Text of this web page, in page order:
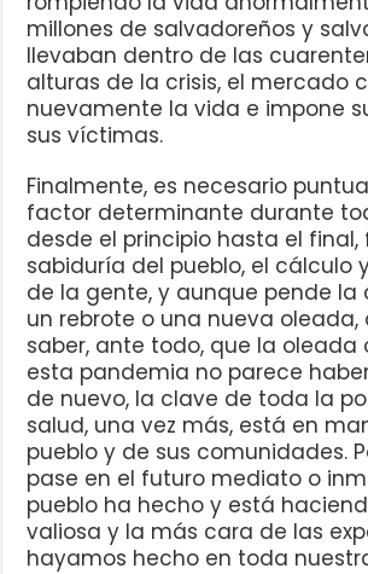
millones de salvadoreños y
llevaban dentro de las
alturas de la crisis, el mercado
nuevamente la vida e impone
sus víctimas.
Finalmente, es necesario
factor determinante durante
desde el principio hasta el final,
sabiduría del pueblo, el cálculo
de la gente, y aunque pende la
un rebrote o una nueva oleada,
saber, ante todo, que la oleada
esta pandemia no parece
de nuevo, la clave de toda la
salud, una vez más, está en
pueblo y de sus comunidades.
pase en el futuro mediato o
pueblo ha hecho y está
valiosa y la más cara de las
hayamos hecho en toda